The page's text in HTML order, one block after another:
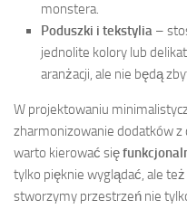
monstera.
Poduszki i tekstylia –
jednolite kolory lub
aranżacji, ale nie będą
W projektowaniu
zharmonizowanie dodatków z
warto kierować się
tylko pięknie wyglądać, ale
stworzymy przestrzeń nie